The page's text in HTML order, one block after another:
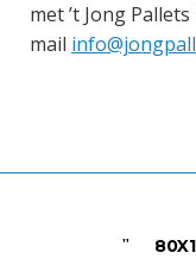
met ’t Jong Pallets
mail